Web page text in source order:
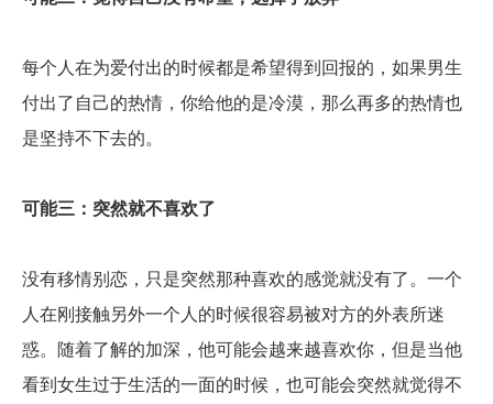
每个人在为爱付出的时候都是希望得到回报的，如果男生
付出了自己的热情，你给他的是冷漠，那么再多的热情也
是坚持不下去的。
可能三：突然就不喜欢了
没有移情别恋，只是突然那种喜欢的感觉就没有了。一个
人在刚接触另外一个人的时候很容易被对方的外表所迷
惑。随着了解的加深，他可能会越来越喜欢你，但是当他
看到女生过于生活的一面的时候，也可能会突然就觉得不